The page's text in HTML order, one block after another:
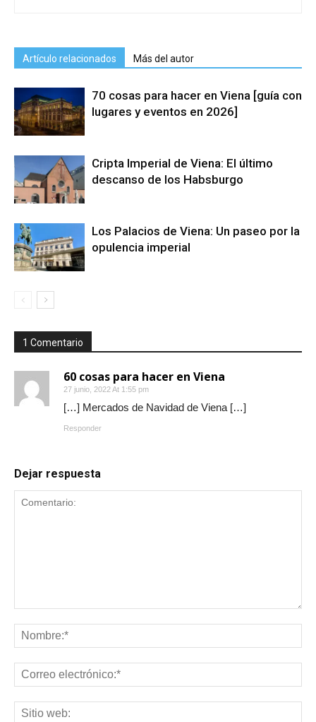
Artículo relacionados Más del autor
70 cosas para hacer en Viena [guía con
lugares y eventos en 2026]
Cripta Imperial de Viena: El último
descanso de los Habsburgo
Los Palacios de Viena: Un paseo por la
opulencia imperial
1 Comentario
60 cosas para hacer en Viena
27 junio, 2022 At 1:55 pm
[…] Mercados de Navidad de Viena […]
Responder
Dejar respuesta